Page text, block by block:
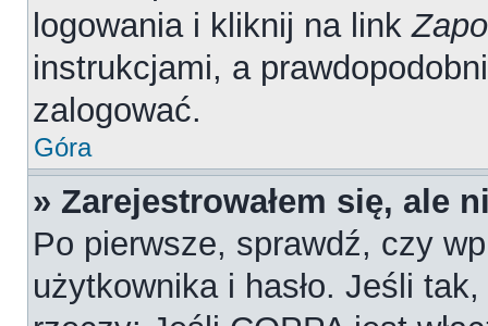
logowania i kliknij na link
instrukcjami, a
zalogować.
Góra
» Zarejestrowałem się, ale
Po pierwsze, sprawdź, czy
użytkownika i hasło. Jeśli